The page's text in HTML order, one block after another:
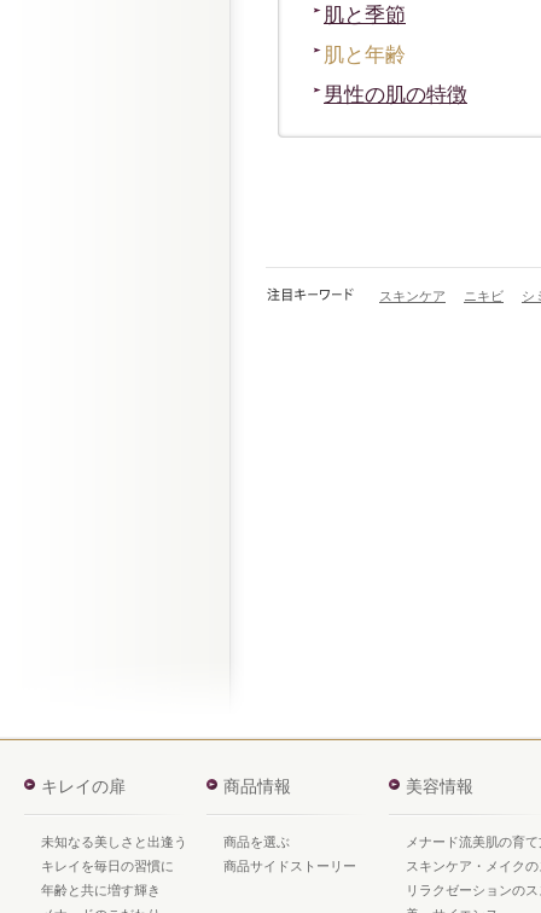
肌と季節
肌と年齢
男性の肌の特徴
スキンケア ニキビ シ
キレイの扉
未知なる美しさと出逢う
キレイを毎日の習慣に
年齢と共に増す輝き
商品情報
商品を選ぶ
商品サイドストーリー
美容情報
メナード流美肌の育て
スキンケア・メイク
リラクゼーションの